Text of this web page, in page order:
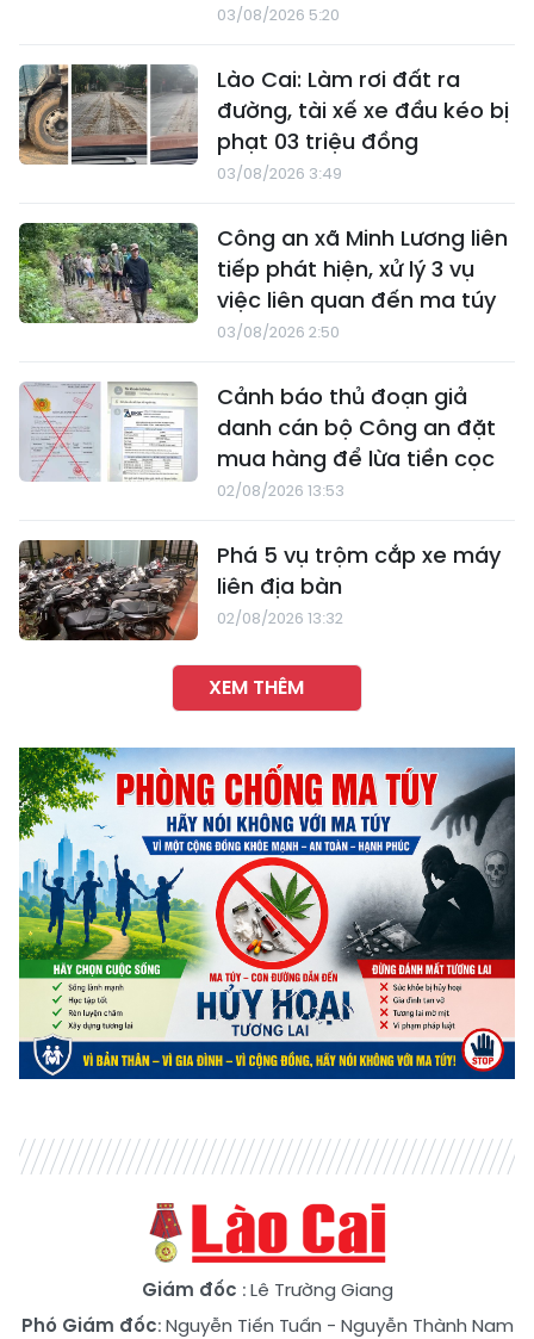
03/08/2026 5:20
Lào Cai: Làm rơi đất ra
đường, tài xế xe đầu kéo bị
phạt 03 triệu đồng
03/08/2026 3:49
Công an xã Minh Lương liên
tiếp phát hiện, xử lý 3 vụ
việc liên quan đến ma túy
03/08/2026 2:50
Cảnh báo thủ đoạn giả
danh cán bộ Công an đặt
mua hàng để lừa tiền cọc
02/08/2026 13:53
Phá 5 vụ trộm cắp xe máy
liên địa bàn
02/08/2026 13:32
XEM THÊM
Giám đốc : Lê Trường Giang
Phó Giám đốc:Nguyễn Tiến Tuấn - Nguyễn Thành Nam